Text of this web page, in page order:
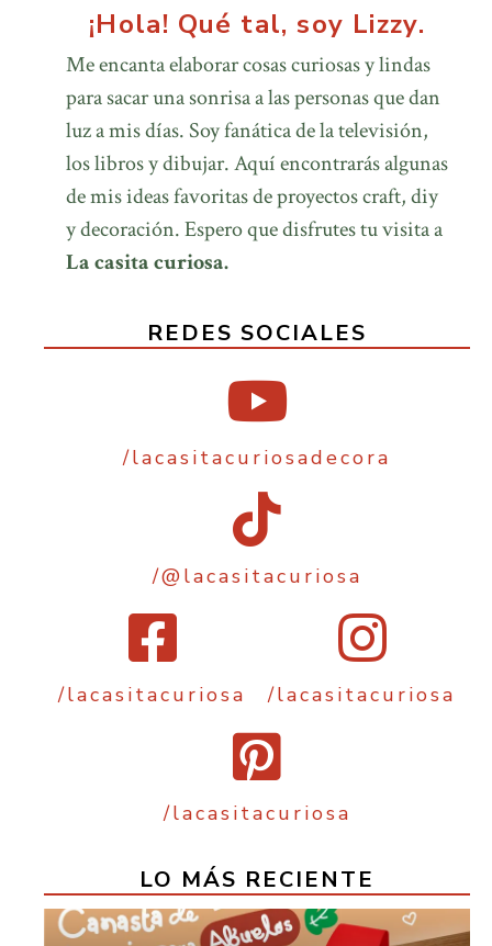
¡Hola! Qué tal, soy Lizzy.
Me encanta elaborar cosas curiosas y lindas
para sacar una sonrisa a las personas que dan
luz a mis días. Soy fanática de la televisión,
los libros y dibujar. Aquí encontrarás algunas
de mis ideas favoritas de proyectos craft, diy
y decoración. Espero que disfrutes tu visita a
La casita curiosa.
REDES SOCIALES
/lacasitacuriosadecora
/@lacasitacuriosa
/lacasitacuriosa /lacasitacuriosa
/lacasitacuriosa
LO MÁS RECIENTE